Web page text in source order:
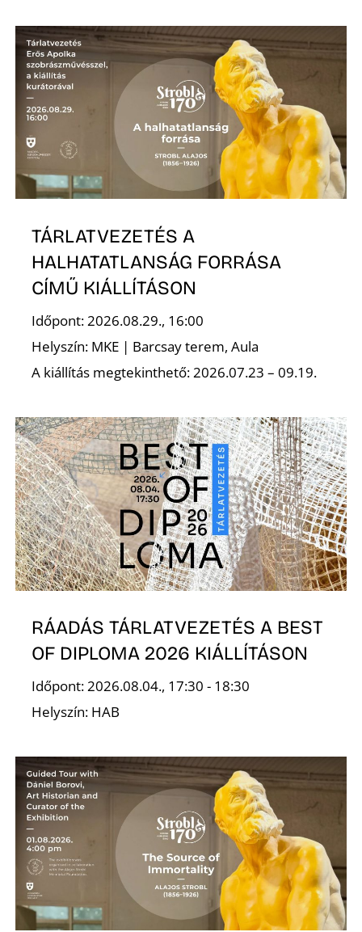
TÁRLATVEZETÉS A
HALHATATLANSÁG FORRÁSA
CÍMŰ KIÁLLÍTÁSON
Időpont: 2026.08.29., 16:00
Helyszín: MKE | Barcsay terem, Aula
A kiállítás megtekinthető: 2026.07.23 – 09.19.
RÁADÁS TÁRLATVEZETÉS A BEST
OF DIPLOMA 2026 KIÁLLÍTÁSON
Időpont: 2026.08.04., 17:30 - 18:30
Helyszín: HAB